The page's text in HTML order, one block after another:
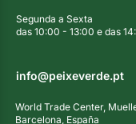
Segunda a Sexta
das 10:00 - 13:00 e das
info@peixeverde.pt
World Trade Center,
Barcelona, España